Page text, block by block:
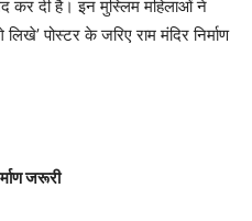
कर दी है। इन मुस्लिम महिलाओं ने
पोस्टर के जरिए राम मंदिर निर्माण
जरूरी